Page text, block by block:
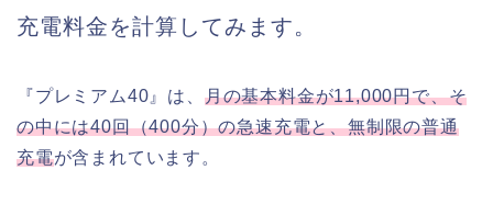
充電料金を計算してみます。
『プレミアム40』は、 月の基本料金が11,000円で、そ
の中には40回（400分）の急速充電と、無制限の普通
充電が含まれています。